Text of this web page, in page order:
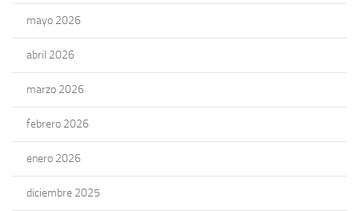
mayo 2026
abril 2026
marzo 2026
febrero 2026
enero 2026
diciembre 2025